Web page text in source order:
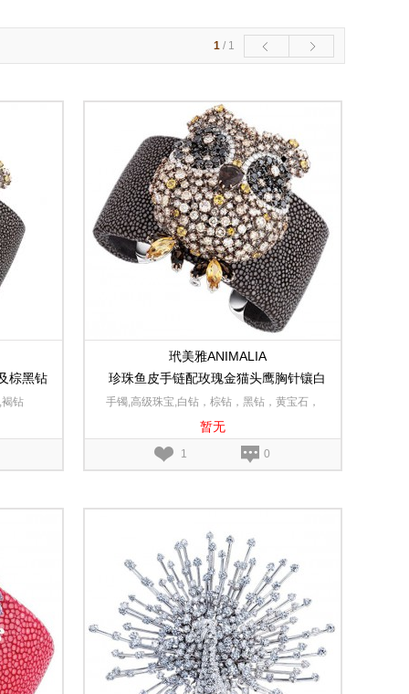
1 / 1
棕黑钻
钻
玳美雅ANIMALIA
珍珠鱼皮手链配玫瑰金猫头鹰胸针镶白
色，棕色和黑色钻石，黄宝石及烟晶
手镯,高级珠宝,白钻，棕钻，黑钻，黄宝石，
烟晶,18K玫瑰金
暂无
1 0